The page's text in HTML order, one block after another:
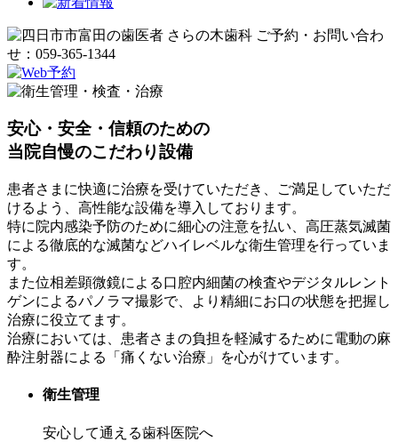
安心・安全・信頼のための
当院自慢のこだわり設備
患者さまに快適に治療を受けていただき、ご満足していただ
けるよう、高性能な設備を導入しております。
特に院内感染予防のために細心の注意を払い、高圧蒸気滅菌
による徹底的な滅菌などハイレベルな衛生管理を行っていま
す。
また位相差顕微鏡による口腔内細菌の検査やデジタルレント
ゲンによるパノラマ撮影で、より精細にお口の状態を把握し
治療に役立てます。
治療においては、患者さまの負担を軽減するために電動の麻
酔注射器による「痛くない治療」を心がけています。
衛生管理
安心して通える歯科医院へ